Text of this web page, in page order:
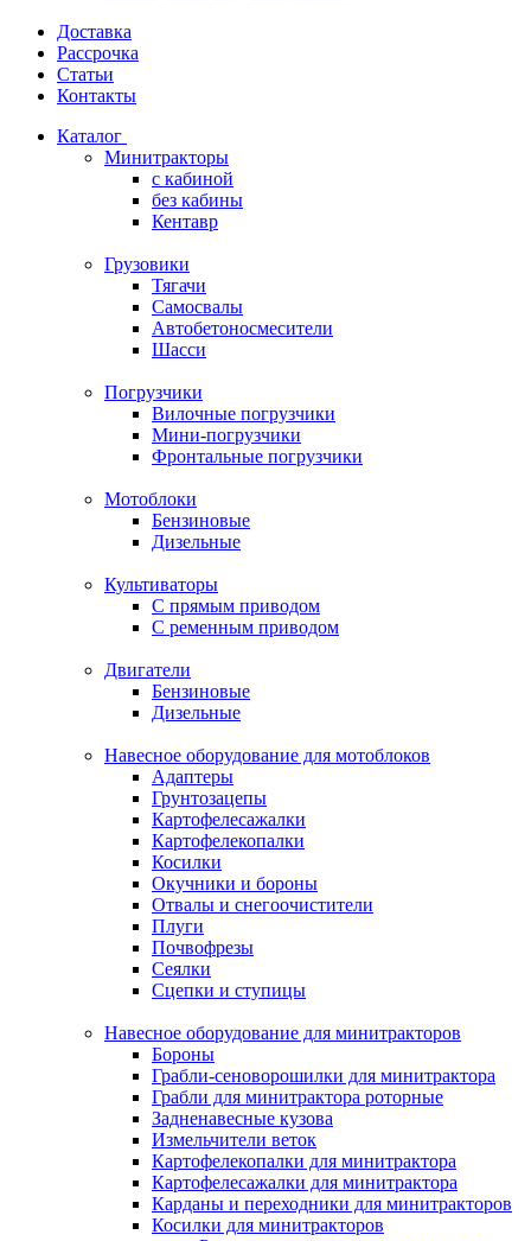
Доставка
Рассрочка
Статьи
Контакты
Каталог
Минитракторы
c кабиной
без кабины
Кентавр
Грузовики
Тягачи
Самосвалы
Автобетоносмесители
Шасси
Погрузчики
Вилочные погрузчики
Мини-погрузчики
Фронтальные погрузчики
Мотоблоки
Бензиновые
Дизельные
Культиваторы
С прямым приводом
С ременным приводом
Двигатели
Бензиновые
Дизельные
Навесное оборудование для мотоблоков
Адаптеры
Грунтозацепы
Картофелесажалки
Картофелекопалки
Косилки
Окучники и бороны
Отвалы и снегоочистители
Плуги
Почвофрезы
Сеялки
Сцепки и ступицы
Навесное оборудование для минитракторов
Бороны
Грабли-сеноворошилки для минитрактора
Грабли для минитрактора роторные
Задненавесные кузова
Измельчители веток
Картофелекопалки для минитрактора
Картофелесажалки для минитрактора
Карданы и переходники для минитракторов
Косилки для минитракторов